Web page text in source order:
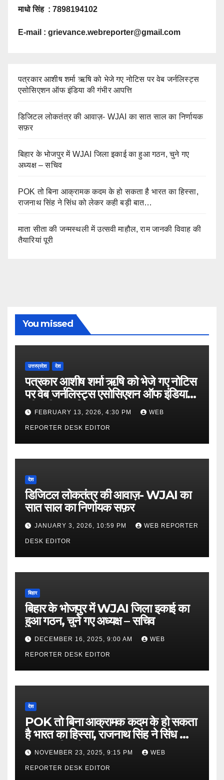
माधो सिंह : 7898194102
E-mail : grievance.webreporter@gmail.com
पत्रकार आशीष शर्मा ऋषि को भेजे गए नोटिस पर वेब जर्नलिस्ट्स
एसोसिएशन ऑफ इंडिया की गंभीर आपत्ति
डिजिटल लोकतंत्र की आवाज़- WJAI का सात साल का निर्णायक
सफ़र
बिहार के भोजपुर में WJAI जिला इकाई का हुआ गठन, चुने गए
अध्यक्ष – सचिव
POK तो बिना आक्रामक कदम के हो सकता है भारत का हिस्सा,
राजनाथ सिंह ने सिंध को लेकर कही बड़ी बात…
माता सीता की जन्मस्थली में उत्सवी माहौल, राम जानकी विवाह की
तैयारियां पूरी
You missed
उत्तरप्रदेश देश
पत्रकार आशीष शर्मा ऋषि को भेजे गए नोटिस
पर वेब जर्नलिस्ट्स एसोसिएशन ऑफ इंडिया
की गंभीर आपत्ति
FEBRUARY 13, 2026, 4:30 PM WEB
REPORTER DESK EDITOR
देश
डिजिटल लोकतंत्र की आवाज़- WJAI का
सात साल का निर्णायक सफ़र
JANUARY 3, 2026, 10:59 PM WEB REPORTER
DESK EDITOR
बिहार
बिहार के भोजपुर में WJAI जिला इकाई का
हुआ गठन, चुने गए अध्यक्ष – सचिव
DECEMBER 16, 2025, 9:00 AM WEB
REPORTER DESK EDITOR
देश
POK तो बिना आक्रामक कदम के हो सकता
है भारत का हिस्सा, राजनाथ सिंह ने सिंध को
लेकर कही बड़ी बात…
NOVEMBER 23, 2025, 9:15 PM WEB
REPORTER DESK EDITOR